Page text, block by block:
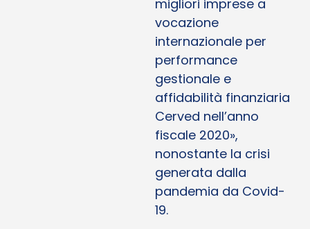
migliori imprese a
vocazione
internazionale per
performance
gestionale e
affidabilità finanziaria
Cerved nell’anno
fiscale 2020»,
nonostante la crisi
generata dalla
pandemia da Covid-
19.